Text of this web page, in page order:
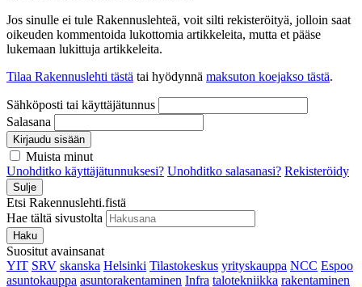
Jos sinulle ei tule Rakennuslehteä, voit silti rekisteröityä, jolloin saat
oikeuden kommentoida lukottomia artikkeleita, mutta et pääse
lukemaan lukittuja artikkeleita.
Tilaa Rakennuslehti tästä tai hyödynnä maksuton koejakso tästä.
Sähköposti tai käyttäjätunnus
Salasana
Kirjaudu sisään
Muista minut
Unohditko käyttäjätunnuksesi? Unohditko salasanasi? Rekisteröidy
Sulje
Etsi Rakennuslehti.fistä
Hae tältä sivustolta
Haku
Suositut avainsanat
YIT SRV skanska Helsinki Tilastokeskus yrityskauppa NCC Espoo
asuntokauppa asuntorakentaminen Infra talotekniikka rakentaminen